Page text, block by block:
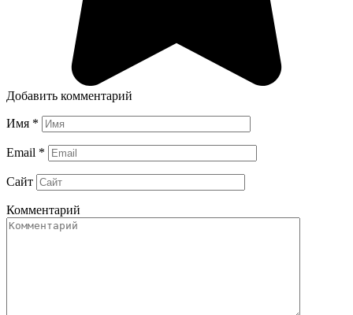
Добавить комментарий
Имя *
Email *
Сайт
Комментарий